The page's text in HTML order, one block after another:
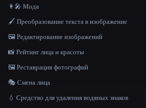
👩‍🎤 Мода
🖌️ Преобразование текста в изображение
🖼️ Редактирование изображений
📸 Рейтинг лица и красоты
🖼️ Реставрация фотографий
🎭 Смена лица
💧 Средство для удаления водяных знаков